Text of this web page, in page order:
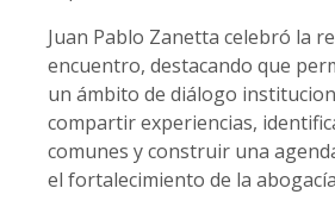
Juan Pablo Zanetta celebró la
encuentro, destacando que
un ámbito de diálogo
compartir experiencias,
comunes y construir una
el fortalecimiento de la